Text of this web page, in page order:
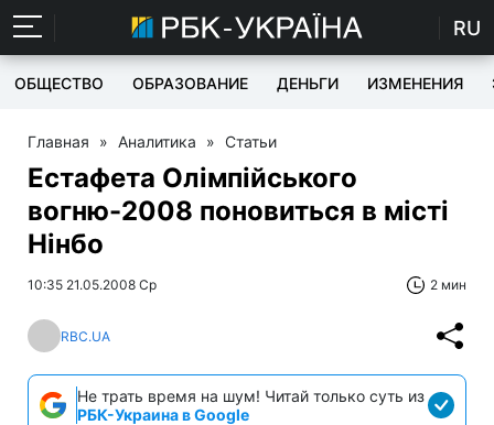
RU
ОБЩЕСТВО ОБРАЗОВАНИЕ ДЕНЬГИ ИЗМЕНЕНИЯ
Главная » Аналитика » Статьи
Естафета Олімпійського
вогню-2008 поновиться в місті
Нінбо
10:35 21.05.2008 Ср 2 мин
RBC.UA
Не трать время на шум! Читай только суть из
РБК-Украина в Google